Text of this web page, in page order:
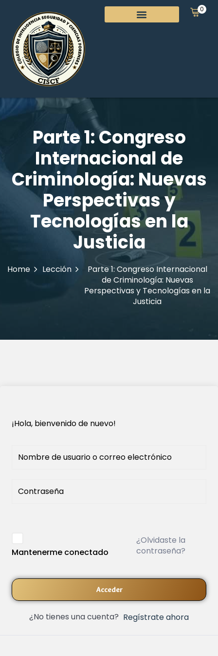
0
Parte 1: Congreso
Internacional de
Criminología: Nuevas
Perspectivas y
Tecnologías en la
Justicia
Home Lección
Parte 1: Congreso Internacional
de Criminología: Nuevas
Perspectivas y Tecnologías en la
Justicia
¡Hola, bienvenido de nuevo!
Mantenerme conectado
¿Olvidaste la
contraseña?
Acceder
¿No tienes una cuenta? Regístrate ahora